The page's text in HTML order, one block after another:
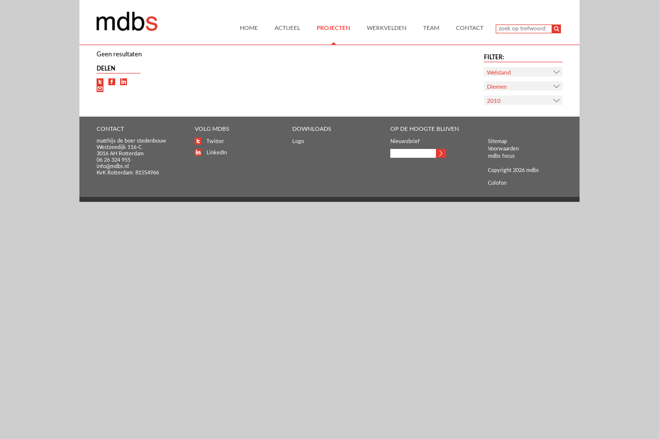
HOME ACTUEEL PROJECTEN WERKVELDEN TEAM CONTACT
Geen resultaten
DELEN
FILTER:
Welstand
Diemen
2010
CONTACT
matthijs de boer stedenbouw
Westzeedijk 116-C
3016 AH Rotterdam
06 26 324 955
info@mdbs.nl
KvK Rotterdam: 81554966
VOLG MDBS
Twitter
LinkedIn
DOWNLOADS
Logo
OP DE HOOGTE BLIJVEN
Nieuwsbrief
Sitemap
Voorwaarden
mdbs focus
Copyright 2026 mdbs
Colofon